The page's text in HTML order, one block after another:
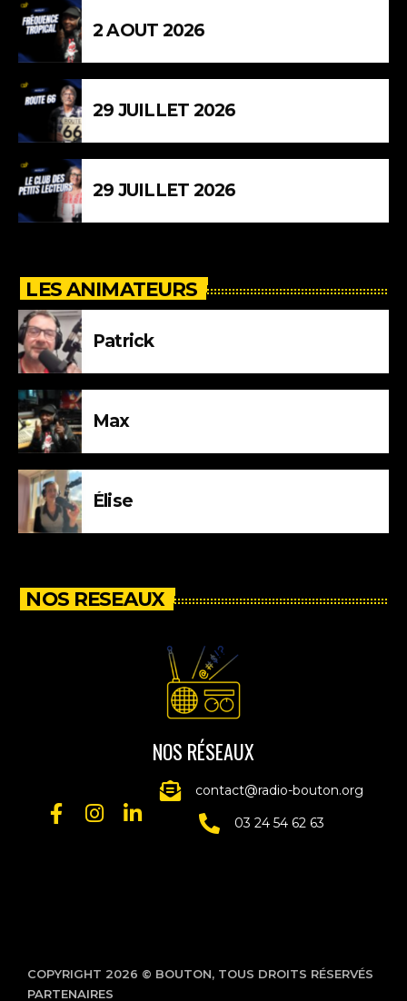
2 AOUT 2026
29 JUILLET 2026
29 JUILLET 2026
LES ANIMATEURS
Patrick
Max
Élise
NOS RESEAUX
NOS RÉSEAUX
contact@radio-bouton.org
03 24 54 62 63
COPYRIGHT 2026 © BOUTON, TOUS DROITS RÉSERVÉS
PARTENAIRES